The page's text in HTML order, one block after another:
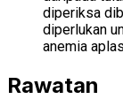
diperiksa
diperlukan
anemia
Rawatan